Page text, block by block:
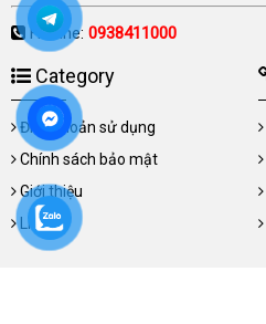
Hotline: 0938411000
Category
Điều khoản sử dụng
Chính sách bảo mật
Giới thiệu
Liên hệ